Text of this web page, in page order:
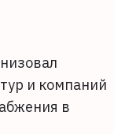
и компаний
в